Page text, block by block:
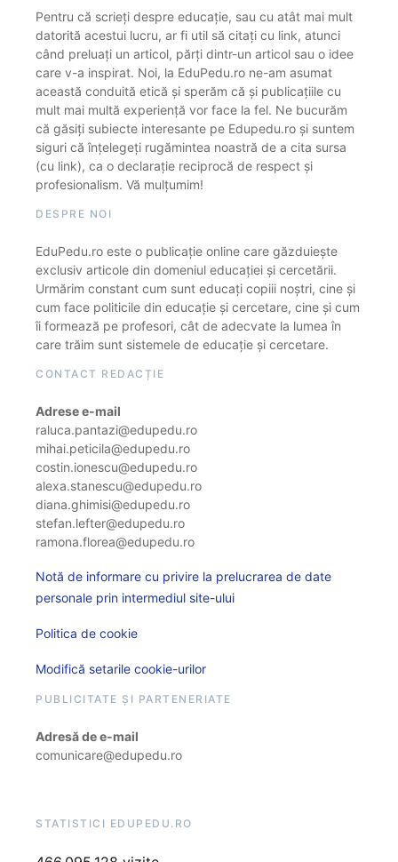
Pentru că scrieți despre educație, sau cu atât mai mult
datorită acestui lucru, ar fi util să citați cu link, atunci
când preluați un articol, părți dintr-un articol sau o idee
care v-a inspirat. Noi, la EduPedu.ro ne-am asumat
această conduită etică și sperăm că și publicațiile cu
mult mai multă experiență vor face la fel. Ne bucurăm
că găsiți subiecte interesante pe Edupedu.ro și suntem
siguri că înțelegeți rugămintea noastră de a cita sursa
(cu link), ca o declarație reciprocă de respect și
profesionalism. Vă mulțumim!
DESPRE NOI
EduPedu.ro este o publicație online care găzduiește
exclusiv articole din domeniul educației și cercetării.
Urmărim constant cum sunt educați copiii noștri, cine și
cum face politicile din educație și cercetare, cine și cum
îi formează pe profesori, cât de adecvate la lumea în
care trăim sunt sistemele de educație și cercetare.
CONTACT REDACȚIE
Adrese e-mail
raluca.pantazi@edupedu.ro
mihai.peticila@edupedu.ro
costin.ionescu@edupedu.ro
alexa.stanescu@edupedu.ro
diana.ghimisi@edupedu.ro
stefan.lefter@edupedu.ro
ramona.florea@edupedu.ro
Notă de informare cu privire la prelucrarea de date
personale prin intermediul site-ului
Politica de cookie
Modifică setarile cookie-urilor
PUBLICITATE ȘI PARTENERIATE
Adresă de e-mail
comunicare@edupedu.ro
STATISTICI EDUPEDU.RO